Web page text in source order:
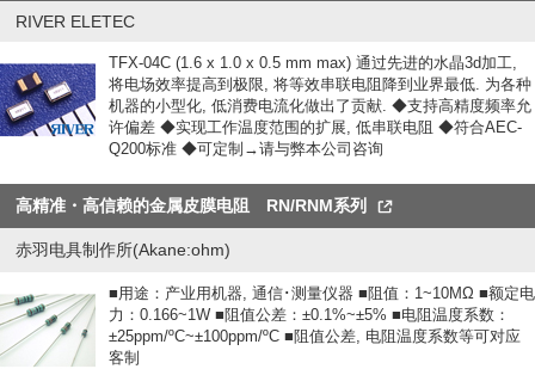
RIVER ELETEC
TFX-04C (1.6 x 1.0 x 0.5 mm max) 通过先进的水晶3d加工,
将电场效率提高到极限, 将等效串联电阻降到业界最低. 为各种
机器的小型化, 低消费电流化做出了贡献. ◆支持高精度频率允
许偏差 ◆实现工作温度范围的扩展, 低串联电阻 ◆符合AEC-
Q200标准 ◆可定制→请与弊本公司咨询
高精准・高信赖的金属皮膜电阻 RN/RNM系列
赤羽电具制作所(Akane:ohm)
■用途：产业用机器, 通信･测量仪器 ■阻值：1~10MΩ ■额定电
力：0.166~1W ■阻值公差：±0.1%~±5% ■电阻温度系数：
±25ppm/ºC~±100ppm/ºC ■阻值公差, 电阻温度系数等可对应
客制